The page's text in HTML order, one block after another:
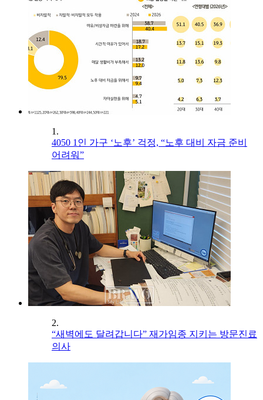
1.
4050 1인 가구 ‘노후’ 걱정, “노후 대비 자금 준비
어려워”
2.
“새벽에도 달려갑니다” 재가임종 지키는 방문진료
의사